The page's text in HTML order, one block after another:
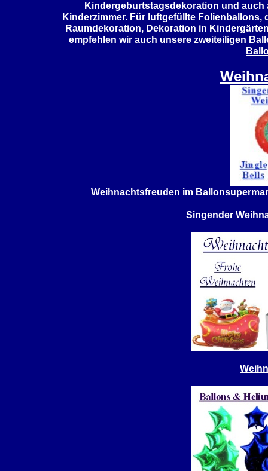
Kindergeburtstagsdekoration und auch
Kinderzimmer. Für luftgefüllte
Raumdekoration, Dekoration in
empfehlen wir auch unsere zweiteiligen
Weihnachtsfreuden im
Singender